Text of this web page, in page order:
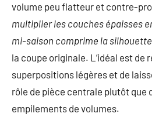
volume peu flatteur et contre-
multiplier les couches épaisses
mi-saison comprime la silhouette
la coupe originale. L’idéal est de
superpositions légères et de
rôle de pièce centrale plutôt que
empilements de volumes.